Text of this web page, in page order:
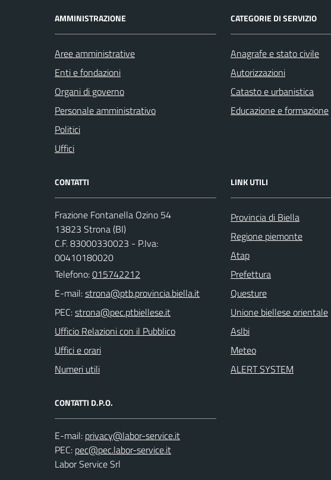
AMMINISTRAZIONE
Aree amministrative
Enti e fondazioni
Organi di governo
Personale amministrativo
Politici
Uffici
CATEGORIE DI SERVIZIO
Anagrafe e stato civile
Autorizzazioni
Catasto e urbanistica
Educazione e formazione
CONTATTI
Frazione Fontanella Ozino 54
13823 Strona (BI)
C.F. 83000330023 - P.Iva:
00410180020
Telefono:015742212
E-mail:
PEC:
Ufficio Relazioni con il Pubblico
Uffici e orari
Numeri utili
CONTATTI D.P.O.
E-mail:
PEC:
Labor Service Srl
LINK UTILI
Provincia di Biella
Regione piemonte
Atap
Prefettura
Questure
Unione biellese orientale
Aslbi
Meteo
ALERT SYSTEM